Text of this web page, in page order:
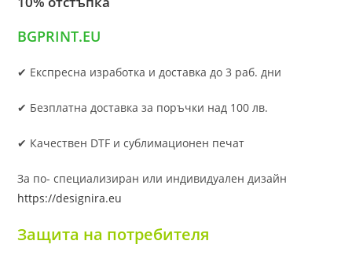
BGPRINT.EU
✔ Експресна изработка и доставка до 3 раб. дни
✔ Безплатна доставка за поръчки над 100 лв.
✔ Качествен DTF и сублимационен печат
За по- специализиран или индивидуален дизайн
https://designira.eu
Защита на потребителя